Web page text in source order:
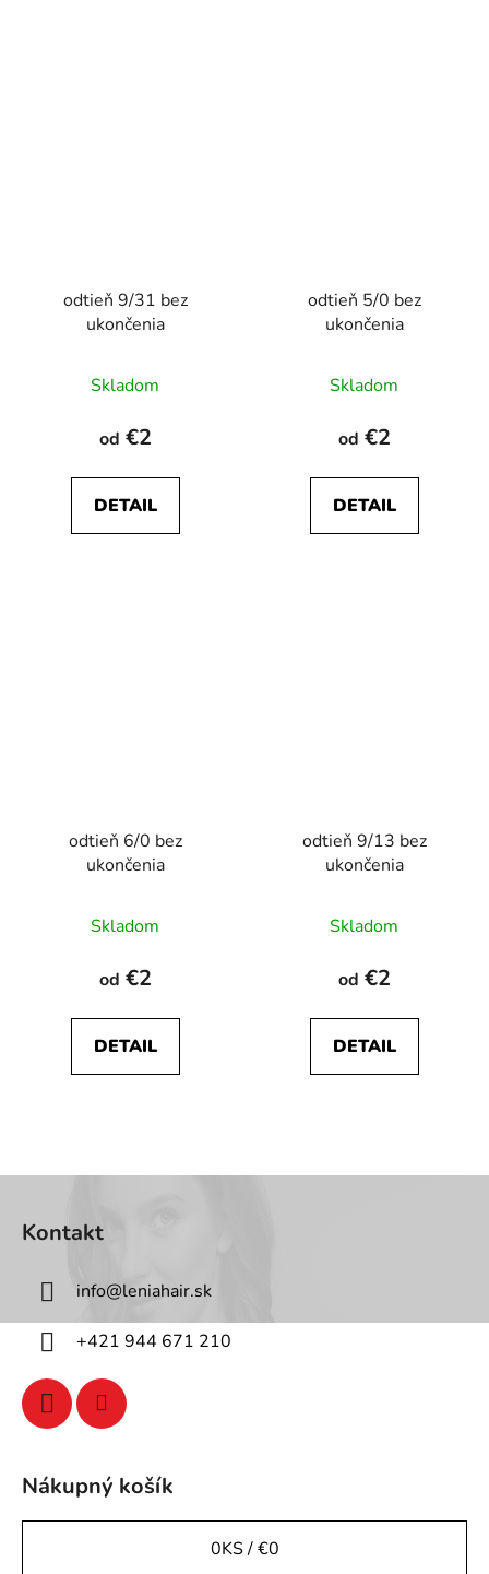
odtieň 9/31 bez
ukončenia
Skladom
od €2
DETAIL
odtieň 5/0 bez
ukončenia
Skladom
od €2
DETAIL
odtieň 6/0 bez
ukončenia
Skladom
od €2
DETAIL
odtieň 9/13 bez
ukončenia
Skladom
od €2
DETAIL
i
Kontakt
info@leniahair.sk
+421 944 671 210
Nákupný košík
0KS /€0